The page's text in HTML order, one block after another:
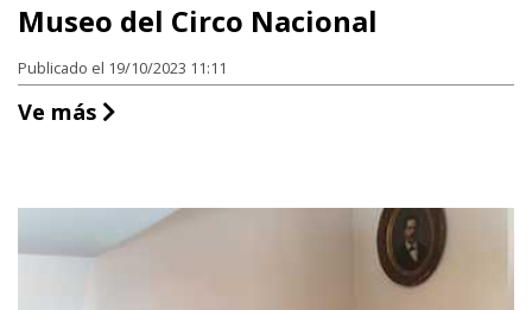
Museo del Circo Nacional
Publicado el 19/10/2023 11:11
Ve más Museo del Circo Nacional